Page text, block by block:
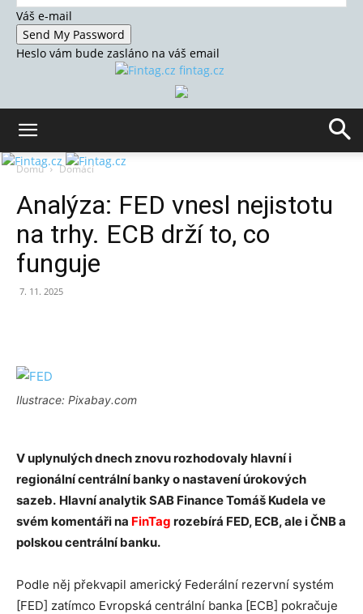
Váš e-mail
Heslo vám bude zasláno na váš email
fintag.cz
Domů Domácí
Analýza: FED vnesl nejistotu
na trhy. ECB drží to, co
funguje
7. 11. 2025
Ilustrace: Pixabay.com
V uplynulých dnech znovu rozhodovaly hlavní i
regionální centrální banky o nastavení úrokových
sazeb. Hlavní analytik SAB Finance Tomáš Kudela ve
svém komentáři na FinTag rozebírá FED, ECB, ale i ČNB a
polskou centrální banku.
Podle něj překvapil americký Federální rezervní systém
[FED] zatímco Evropská centrální banka [ECB] pokračuje